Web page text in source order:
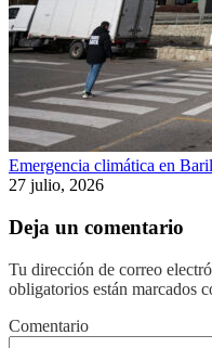
Emergencia climática en
27 julio, 2026
Deja un comentario
Tu dirección de correo
obligatorios están marcados
Comentario